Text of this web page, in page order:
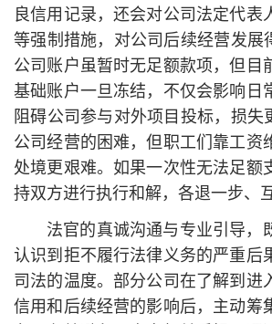
良信用记录，还会对公司法定代表
等强制措施，对公司后续经营发展
公司账户虽暂时无足额款项，但目
基础账户一旦冻结，不仅会影响日
阻碍公司参与对外项目投标，损失
公司经营的困难，但职工们靠工资
处境更艰难。如果一次性无法足额
持双方进行执行和解，各退一步、
法官的真诚沟通与专业引导，
认识到拒不履行法律义务的严重后
司法的温度。部分公司在了解到进
信用和后续经营的影响后，主动筹